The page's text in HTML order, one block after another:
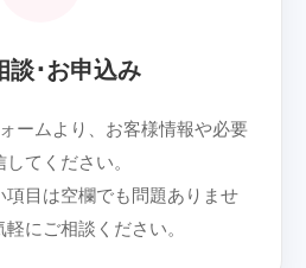
談･お申込み
ームより、お客様情報や必要
てください。
項目は空欄でも問題ありませ
にご相談ください。